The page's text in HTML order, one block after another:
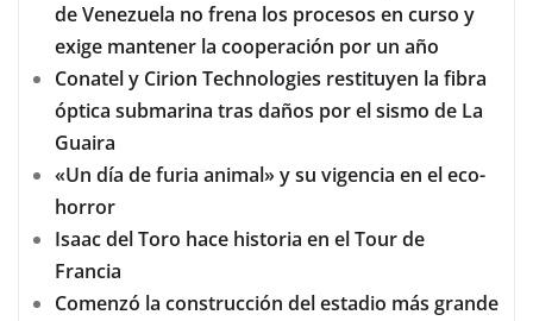
de Venezuela no frena los procesos en curso y
exige mantener la cooperación por un año
Conatel y Cirion Technologies restituyen la fibra
óptica submarina tras daños por el sismo de La
Guaira
«Un día de furia animal» y su vigencia en el eco-
horror
Isaac del Toro hace historia en el Tour de
Francia
Comenzó la construcción del estadio más grande